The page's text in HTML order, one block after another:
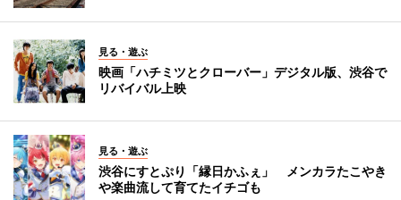
見る・遊ぶ
映画「ハチミツとクローバー」デジタル版、渋谷で
リバイバル上映
見る・遊ぶ
渋谷にすとぷり「縁日かふぇ」 メンカラたこやき
や楽曲流して育てたイチゴも